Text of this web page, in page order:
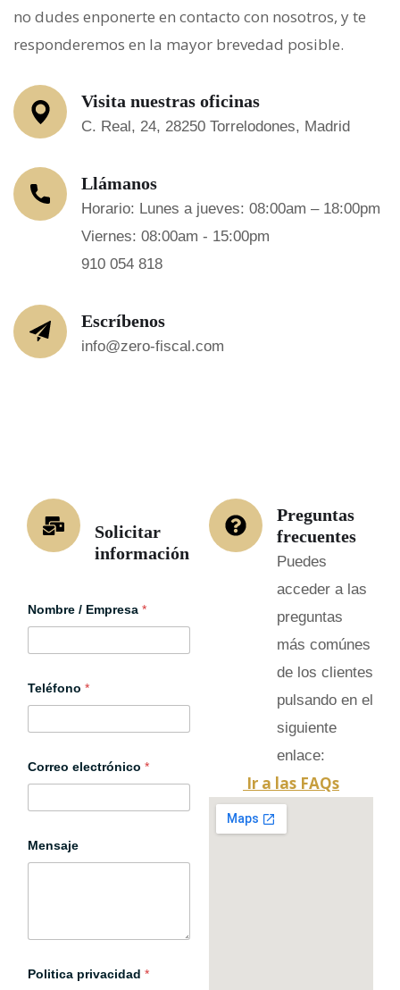
no dudes enponerte en contacto con nosotros, y te
responderemos en la mayor brevedad posible.
Visita nuestras oficinas
C. Real, 24, 28250 Torrelodones, Madrid
Llámanos
Horario: Lunes a jueves: 08:00am – 18:00pm
Viernes: 08:00am - 15:00pm
910 054 818
Escríbenos
info@zero-fiscal.com
Solicitar
información
Nombre / Empresa *
Teléfono *
Correo electrónico *
Mensaje
Politica privacidad *
Preguntas
frecuentes
Puedes
acceder a las
preguntas
más comúnes
de los clientes
pulsando en el
siguiente
enlace:
Ir a las FAQs